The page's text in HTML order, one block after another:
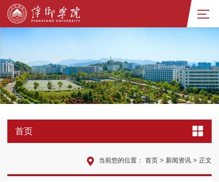
首页
当前您的位置： 首页 > 新闻资讯 > 正文